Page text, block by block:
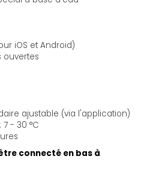
iOS et Android)
ouvertes
ajustable (via l'application)
- 30 °C
connecté en bas à